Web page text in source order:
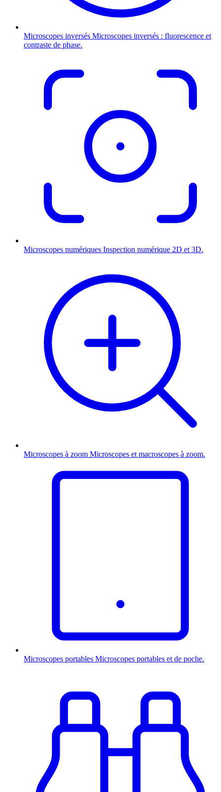
Microscopes inversés Microscopes inversés : fluorescence et
contraste de phase.
Microscopes numériques Inspection numérique 2D et 3D.
Microscopes à zoom Microscopes et macroscopes à zoom.
Microscopes portables Microscopes portables et de poche.